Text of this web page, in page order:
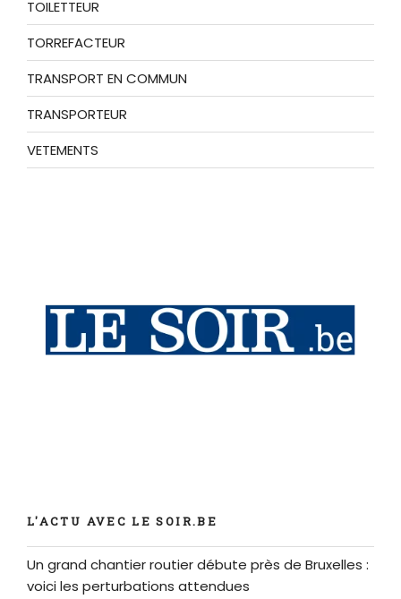
TOILETTEUR
TORREFACTEUR
TRANSPORT EN COMMUN
TRANSPORTEUR
VETEMENTS
L'ACTU AVEC LE SOIR.BE
Un grand chantier routier débute près de Bruxelles :
voici les perturbations attendues